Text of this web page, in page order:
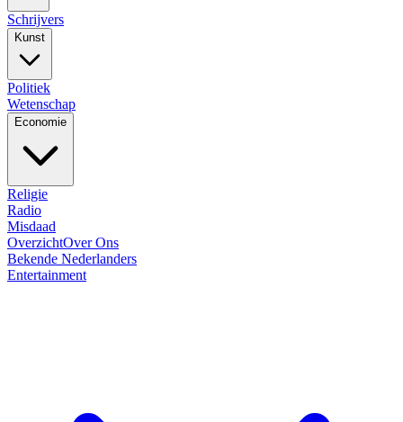
Schrijvers
Kunst
Politiek
Wetenschap
Economie
Religie
Radio
Misdaad
OverzichtOver Ons
Bekende Nederlanders
Entertainment